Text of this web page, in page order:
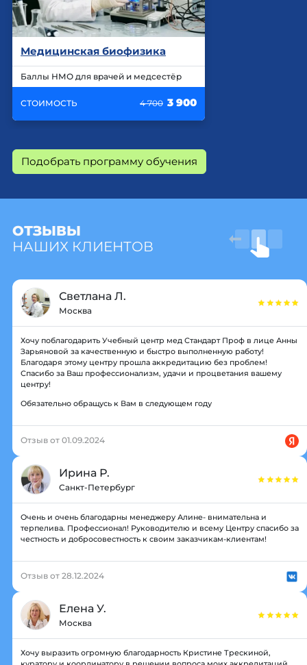
Медицинская биофизика
Баллы НМО для врачей и медсестёр
СТОИМОСТЬ 4 700 3 900
Подобрать программу обучения
ОТЗЫВЫ
НАШИХ КЛИЕНТОВ
Светлана Л.
Москва
Хочу поблагодарить Учебный центр мед Стандарт Проф в лице Анны
Зарьяновой за качественную и быстро выполненную работу!
Благодаря этому центру прошла аккредитацию без проблем!
Спасибо за Ваш профессионализм, удачи и процветания вашему
центру!
Обязательно обращусь к Вам в следующем году
Отзыв от 01.09.2024
Ирина Р.
Санкт-Петербург
Очень и очень благодарны менеджеру Алине- внимательна и
терпелива. Профессионал! Руководителю и всему Центру спасибо за
честность и добросовестность к своим заказчикам-клиентам!
Отзыв от 28.12.2024
Елена У.
Москва
Хочу выразить огромную благодарность Кристине Трескиной,